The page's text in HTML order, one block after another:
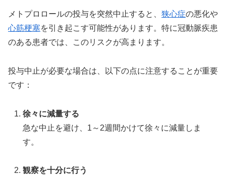
メトプロロールの投与を突然中止すると、 狭心症の悪化や
心筋梗塞を引き起こす可能性があります。特に冠動脈疾患
のある患者では、このリスクが高まります。
投与中止が必要な場合は、以下の点に注意することが重要
です：
徐々に減量する
急な中止を避け、1～2週間かけて徐々に減量しま
す。
観察を十分に行う